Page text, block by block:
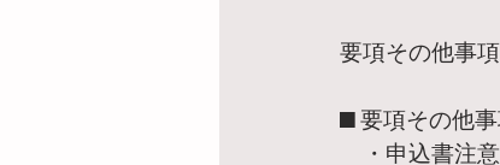
要項その他事
■ 要項その他
・申込書注意